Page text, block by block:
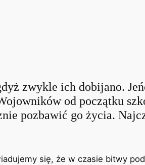
zwykle ich dobijano.
od początku
pozbawić go życia.
się, że w czasie bitwy